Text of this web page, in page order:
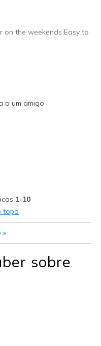
on the weekends Easy to
a um amigo
1-10
topo
»
sobre